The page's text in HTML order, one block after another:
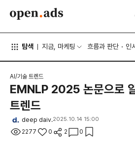
탐색 지금, 마케팅 흐름과 판단 인
AI/기술 트렌드
EMNLP 2025 논문으로
트렌드
deep daiv.2025.10.14 15:00
2277 0 2 0